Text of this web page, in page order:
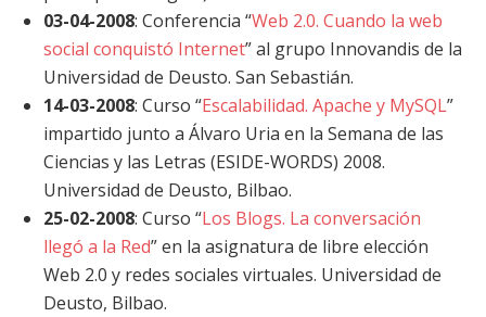
03-04-2008: Conferencia “Web 2.0. Cuando la web
social conquistó Internet” al grupo Innovandis de la
Universidad de Deusto. San Sebastián.
14-03-2008: Curso “Escalabilidad. Apache y MySQL”
impartido junto a Álvaro Uria en la Semana de las
Ciencias y las Letras (ESIDE-WORDS) 2008.
Universidad de Deusto, Bilbao.
25-02-2008: Curso “Los Blogs. La conversación
llegó a la Red” en la asignatura de libre elección
Web 2.0 y redes sociales virtuales. Universidad de
Deusto, Bilbao.